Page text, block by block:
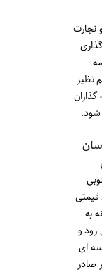
نظیر
شود.
به
و
ای
صادر